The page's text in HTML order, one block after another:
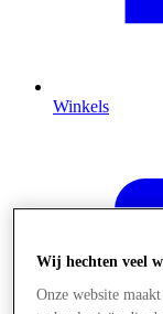
Winkels
Wij hechten veel
Onze website